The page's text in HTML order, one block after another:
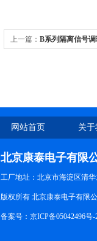
上一篇： B系列隔离信号
网站首页 关
北京康泰电子有限
工厂地址：北京市海淀区清
版权所有 北京康泰电子有限
备案号： 京ICP备05042496号-